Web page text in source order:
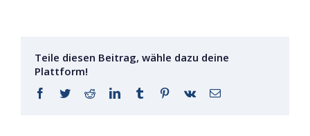
Teile diesen Beitrag, wähle dazu deine
Plattform!
Facebook
TwitterRedditLinkedInTumblr Pinterest
Vk
E-